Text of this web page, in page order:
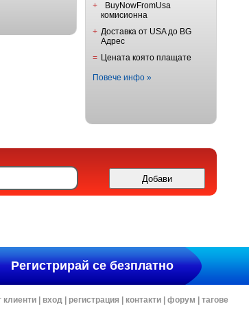
+
BuyNowFromUsa
комисионна
+ Доставка от USA до BG
Адрес
= Цената която плащате
Повече инфо »
Регистрирай се безплатно
клиенти вход регистрация контакти форум тагове